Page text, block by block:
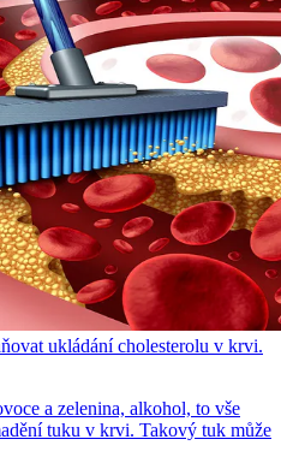
ukládání cholesterolu v krvi.
a zelenina, alkohol, to vše
tuku v krvi. Takový tuk může